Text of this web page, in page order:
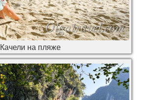
Качели на пляже